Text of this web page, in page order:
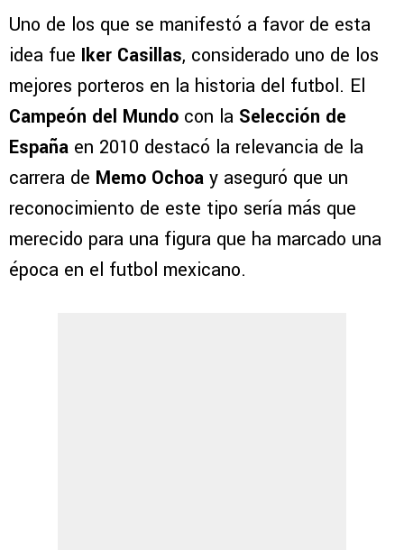
Uno de los que se manifestó a favor de esta
idea fue Iker Casillas, considerado uno de los
mejores porteros en la historia del futbol. El
Campeón del Mundo con la Selección de
España en 2010 destacó la relevancia de la
carrera de Memo Ochoa y aseguró que un
reconocimiento de este tipo sería más que
merecido para una figura que ha marcado una
época en el futbol mexicano.